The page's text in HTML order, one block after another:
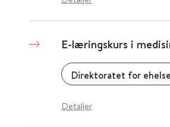
E-læringskurs i
Direktoratet for ehelse
Detaljer